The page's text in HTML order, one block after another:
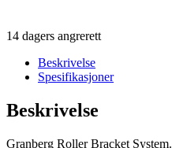
14 dagers angrerett
Beskrivelse
Spesifikasjoner
Beskrivelse
Granberg Roller Bracket System.